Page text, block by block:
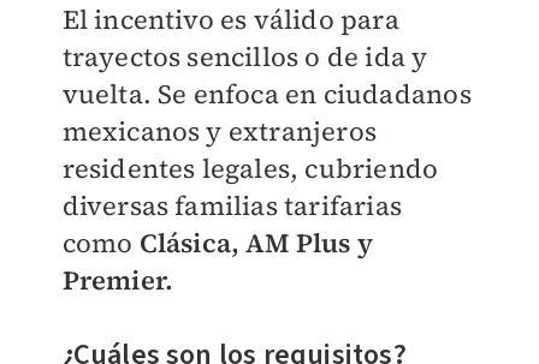
El incentivo es válido para
trayectos sencillos o de ida y
vuelta. Se enfoca en ciudadanos
mexicanos y extranjeros
residentes legales, cubriendo
diversas familias tarifarias
como Clásica, AM Plus y
Premier.
¿Cuáles son los requisitos?